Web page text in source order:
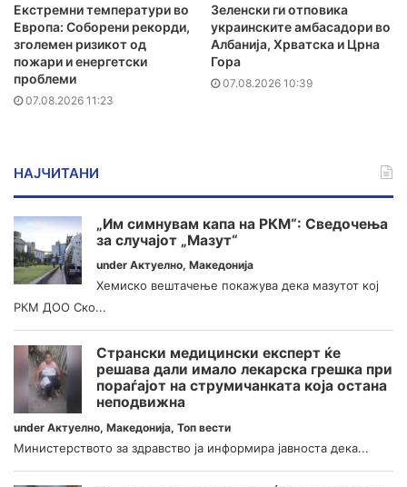
Екстремни температури во
Европа: Соборени рекорди,
зголемен ризикот од
пожари и енергетски
проблеми
07.08.2026 11:23
Зеленски ги отповика
украинските амбасадори во
Албанија, Хрватска и Црна
Гора
07.08.2026 10:39
НАЈЧИТАНИ
„Им симнувам капа на РКМ“: Сведочења
за случајот „Мазут“
under Актуелно, Македонија
Хемиско вештачење покажува дека мазутот кој
РКМ ДОО Ско...
Странски медицински експерт ќе
решава дали имало лекарска грешка при
пораѓајот на струмичанката која остана
неподвижна
under Актуелно, Македонија, Топ вести
Министерството за здравство ја информира јавноста дека...